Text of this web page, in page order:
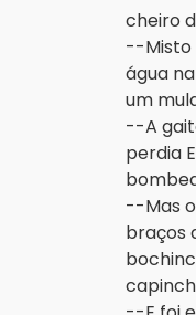
cheiro
--Misto
água
um
--A
perdia
--Mas
braços